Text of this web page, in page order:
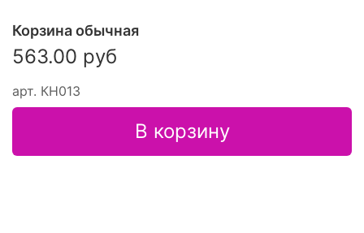
арт. КН013
Корзина обычная
563.00 руб
В корзину